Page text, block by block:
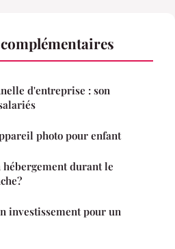
d'entreprise : son
photo pour enfant
durant le
investissement pour un